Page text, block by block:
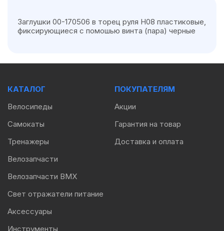
Заглушки 00-170506 в торец руля H08 пластиковые,
фиксирующиеся с помошью винта (пара) черные
КАТАЛОГ
Велосипеды
Самокаты
Тренажеры
Велозапчасти
Велозапчасти BMX
Свет отражатели питание
Аксессуары
Инструменты
ПОКУПАТЕЛЯМ
Акции
Гарантия на товар
Доставка и оплата